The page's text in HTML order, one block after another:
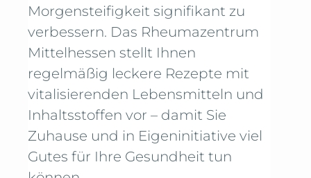
Morgensteifigkeit signifikant zu
verbessern. Das Rheumazentrum
Mittelhessen stellt Ihnen
regelmäßig leckere Rezepte mit
vitalisierenden Lebensmitteln und
Inhaltsstoffen vor – damit Sie
Zuhause und in Eigeninitiative viel
Gutes für Ihre Gesundheit tun